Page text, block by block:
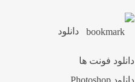
دانلود
دانلود فونت ها
دانلود Photoshop